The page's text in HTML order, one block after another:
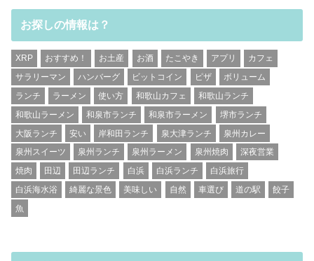
お探しの情報は？
XRP おすすめ！ お土産 お酒 たこやき アプリ
カフェ
サラリーマン
ハンバーグ ビットコイン ピザ
ボリューム
ランチ
ラーメン 使い方 和歌山カフェ
和歌山ランチ
和歌山ラーメン
和泉市ランチ 和泉市ラーメン
堺市ランチ
大阪ランチ
安い 岸和田ランチ 泉大津ランチ
泉州カレー
泉州スイーツ
泉州ランチ 泉州ラーメン 泉州焼肉
深夜営業
焼肉
田辺 田辺ランチ 白浜 白浜ランチ
白浜旅行
白浜海水浴
綺麗な景色 美味しい 自然 車選び 道の駅
餃子
魚